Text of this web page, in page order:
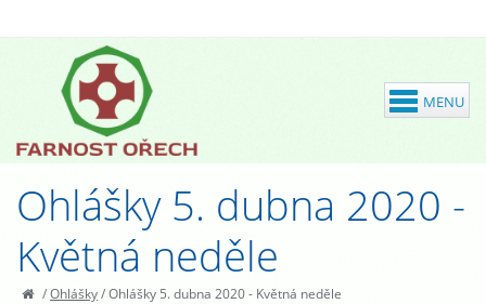
Ohlášky 5. dubna 2020 -
Květná neděle
/Ohlášky/Ohlášky 5. dubna 2020 - Květná neděle